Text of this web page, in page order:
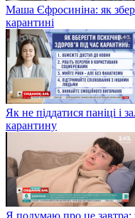
Маша Єфросиніна: як
карантині
Як не піддатися паніці і
карантину
Я подумаю про це завтра: